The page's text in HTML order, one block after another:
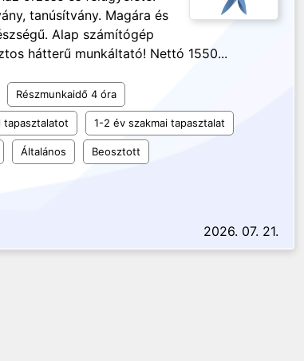
tanúsítvány. Magára és
Alap számítógép
hátterű munkáltató! Nettó 1550...
Részmunkaidő 4 óra
tapasztalatot 1-2 év szakmai tapasztalat
Általános Beosztott
2026. 07. 21.